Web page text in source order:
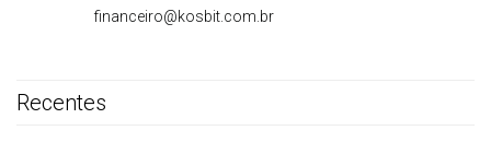
financeiro@kosbit.com.br
Recentes